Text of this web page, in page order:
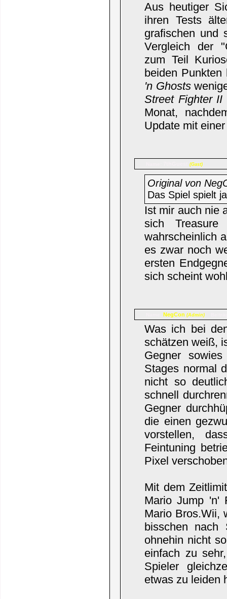
Aus heutiger
ihren Tests
grafischen und
Vergleich der
zum Teil
beiden
'n Ghosts
Street Fighter II
Monat,
Update mit
(Gast)
Original von
Das Spiel spielt
Ist mir auch nie
sich
wahrscheinlich
es zwar noch
ersten
sich scheint
NegCon (Admin)
Was ich bei
schätzen weiß,
Gegner
Stages normal
nicht so
schnell
Gegner
die einen
vorstellen,
Feintuning
Pixel
Mit dem
Mario Jump 'n'
Mario Bros.Wii,
bisschen nach
ohnehin nicht
einfach zu
Spieler
etwas zu leiden